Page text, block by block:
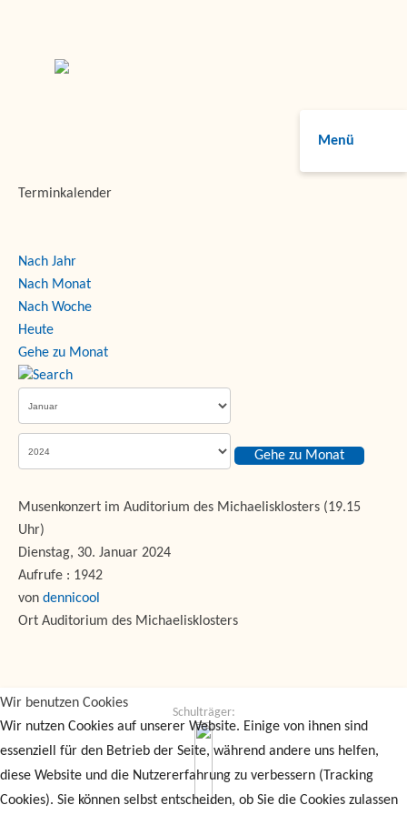
Menü
Terminkalender
Nach Jahr
Nach Monat
Nach Woche
Heute
Gehe zu Monat
Gehe zu Monat
Musenkonzert im Auditorium des Michaelisklosters (19.15
Uhr)
Dienstag, 30. Januar 2024
Aufrufe : 1942
von dennicool
Ort Auditorium des Michaelisklosters
Schulträger:
Wir benutzen Cookies
Wir nutzen Cookies auf unserer Website. Einige von ihnen sind
essenziell für den Betrieb der Seite, während andere uns helfen,
diese Website und die Nutzererfahrung zu verbessern (Tracking
Cookies). Sie können selbst entscheiden, ob Sie die Cookies zulassen